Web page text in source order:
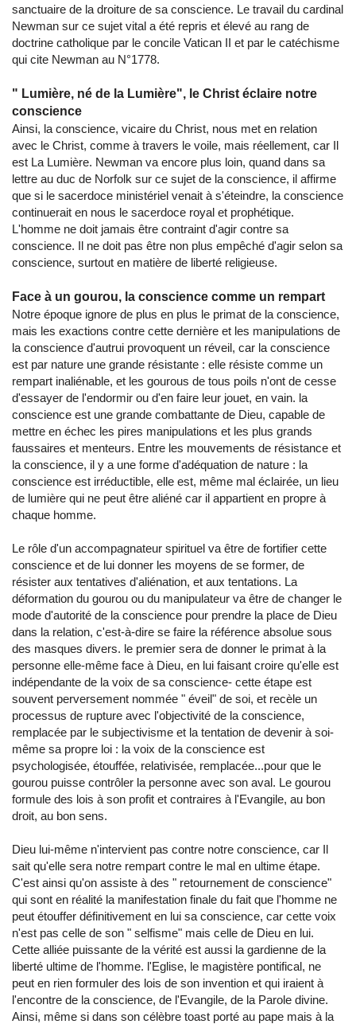
sanctuaire de la droiture de sa conscience. Le travail du cardinal
Newman sur ce sujet vital a été repris et élevé au rang de
doctrine catholique par le concile Vatican II et par le catéchisme
qui cite Newman au N°1778.
" Lumière, né de la Lumière", le Christ éclaire notre
conscience
Ainsi, la conscience, vicaire du Christ, nous met en relation
avec le Christ, comme à travers le voile, mais réellement, car Il
est La Lumière. Newman va encore plus loin, quand dans sa
lettre au duc de Norfolk sur ce sujet de la conscience, il affirme
que si le sacerdoce ministériel venait à s'éteindre, la conscience
continuerait en nous le sacerdoce royal et prophétique.
L'homme ne doit jamais être contraint d'agir contre sa
conscience. Il ne doit pas être non plus empêché d'agir selon sa
conscience, surtout en matière de liberté religieuse.
Face à un gourou, la conscience comme un rempart
Notre époque ignore de plus en plus le primat de la conscience,
mais les exactions contre cette dernière et les manipulations de
la conscience d'autrui provoquent un réveil, car la conscience
est par nature une grande résistante : elle résiste comme un
rempart inaliénable, et les gourous de tous poils n'ont de cesse
d'essayer de l'endormir ou d'en faire leur jouet, en vain. la
conscience est une grande combattante de Dieu, capable de
mettre en échec les pires manipulations et les plus grands
faussaires et menteurs. Entre les mouvements de résistance et
la conscience, il y a une forme d'adéquation de nature : la
conscience est irréductible, elle est, même mal éclairée, un lieu
de lumière qui ne peut être aliéné car il appartient en propre à
chaque homme.
Le rôle d'un accompagnateur spirituel va être de fortifier cette
conscience et de lui donner les moyens de se former, de
résister aux tentatives d'aliénation, et aux tentations. La
déformation du gourou ou du manipulateur va être de changer le
mode d'autorité de la conscience pour prendre la place de Dieu
dans la relation, c'est-à-dire se faire la référence absolue sous
des masques divers. le premier sera de donner le primat à la
personne elle-même face à Dieu, en lui faisant croire qu'elle est
indépendante de la voix de sa conscience- cette étape est
souvent perversement nommée " éveil" de soi, et recèle un
processus de rupture avec l'objectivité de la conscience,
remplacée par le subjectivisme et la tentation de devenir à soi-
même sa propre loi : la voix de la conscience est
psychologisée, étouffée, relativisée, remplacée...pour que le
gourou puisse contrôler la personne avec son aval. Le gourou
formule des lois à son profit et contraires à l'Evangile, au bon
droit, au bon sens.
Dieu lui-même n'intervient pas contre notre conscience, car Il
sait qu'elle sera notre rempart contre le mal en ultime étape.
C'est ainsi qu'on assiste à des " retournement de conscience"
qui sont en réalité la manifestation finale du fait que l'homme ne
peut étouffer définitivement en lui sa conscience, car cette voix
n'est pas celle de son " selfisme" mais celle de Dieu en lui.
Cette alliée puissante de la vérité est aussi la gardienne de la
liberté ultime de l'homme. l'Eglise, le magistère pontifical, ne
peut en rien formuler des lois de son invention et qui iraient à
l'encontre de la conscience, de l'Evangile, de la Parole divine.
Ainsi, même si dans son célèbre toast porté au pape mais à la